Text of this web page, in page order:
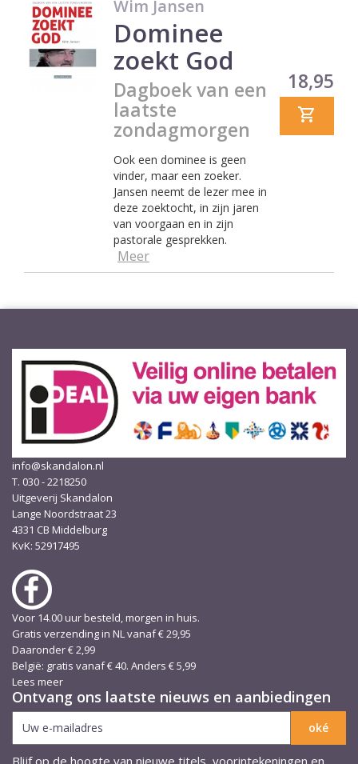
Wim Jansen
Dominee
zoekt God
Dagboek van een
laatste
zondagmorgen
Ook een dominee is geen
vinder, maar een zoeker.
Jansen neemt de lezer mee in
deze zoektocht, in zijn jaren
van voorgaan en in zijn
pastorale gesprekken.
Meer
Prijs
18,95
info@skandalon.nl
T. 030 - 2218250
Uitgeverij Skandalon
Lange Noordstraat 23
4331 CB Middelburg
KvK: 52917495
Voor 14.00 uur besteld, morgen in huis.
Gratis verzending in NL vanaf € 29,95
Daaronder € 2,99
België: gratis vanaf € 40. Anders € 5,99
Lees meer
Ontvang ons laatste nieuws en aanbiedingen
Blijf op de hoogte van nieuwe titels, voorintekeningen en